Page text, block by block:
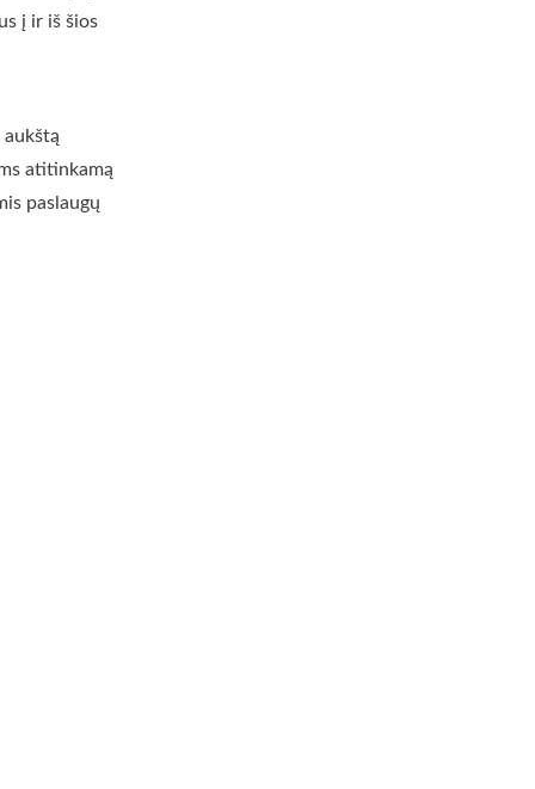
į ir iš šios
aukštą
atitinkamą
paslaugų